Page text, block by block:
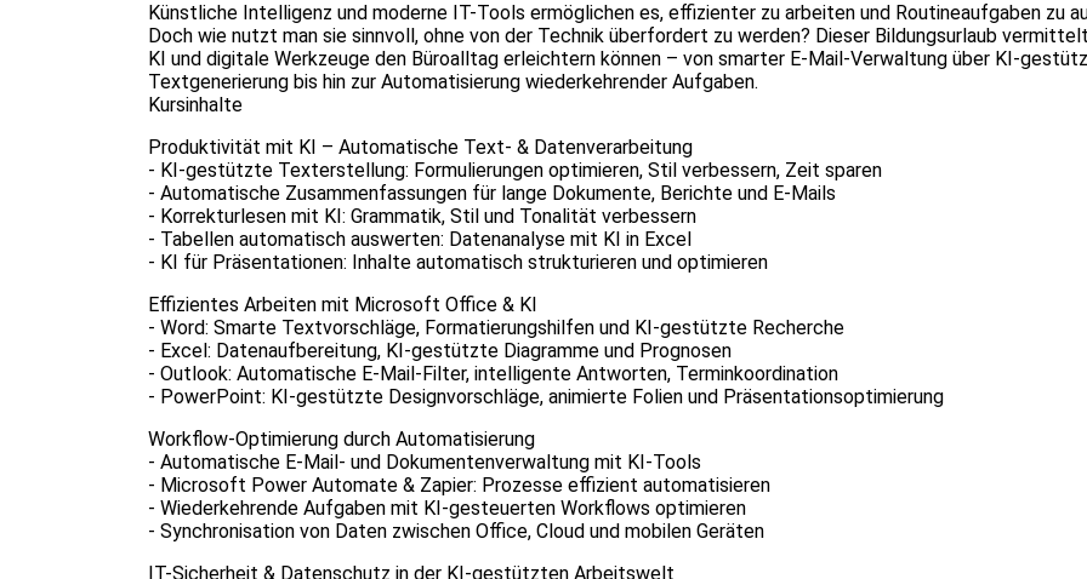
Künstliche Intelligenz und moderne IT-Tools ermöglichen es, effizienter zu arbeiten und Routineaufgaben zu
Doch wie nutzt man sie sinnvoll, ohne von der Technik überfordert zu werden? Dieser Bildungsurlaub
KI und digitale Werkzeuge den Büroalltag erleichtern können – von smarter E-Mail-Verwaltung über KI-
Textgenerierung bis hin zur Automatisierung wiederkehrender Aufgaben.
Kursinhalte
Produktivität mit KI – Automatische Text- & Datenverarbeitung
- KI-gestützte Texterstellung: Formulierungen optimieren, Stil verbessern, Zeit sparen
- Automatische Zusammenfassungen für lange Dokumente, Berichte und E-Mails
- Korrekturlesen mit KI: Grammatik, Stil und Tonalität verbessern
- Tabellen automatisch auswerten: Datenanalyse mit KI in Excel
- KI für Präsentationen: Inhalte automatisch strukturieren und optimieren
Effizientes Arbeiten mit Microsoft Office & KI
- Word: Smarte Textvorschläge, Formatierungshilfen und KI-gestützte Recherche
- Excel: Datenaufbereitung, KI-gestützte Diagramme und Prognosen
- Outlook: Automatische E-Mail-Filter, intelligente Antworten, Terminkoordination
- PowerPoint: KI-gestützte Designvorschläge, animierte Folien und Präsentationsoptimierung
Workflow-Optimierung durch Automatisierung
- Automatische E-Mail- und Dokumentenverwaltung mit KI-Tools
- Microsoft Power Automate & Zapier: Prozesse effizient automatisieren
- Wiederkehrende Aufgaben mit KI-gesteuerten Workflows optimieren
- Synchronisation von Daten zwischen Office, Cloud und mobilen Geräten
IT-Sicherheit & Datenschutz in der KI-gestützten Arbeitswelt